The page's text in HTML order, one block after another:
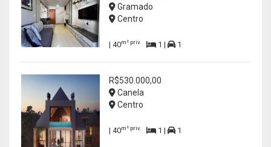
Gramado
Centro
| 40m² priv. 1 | 1
R$530.000,00
Canela
Centro
| 40m² priv. 1 | 1